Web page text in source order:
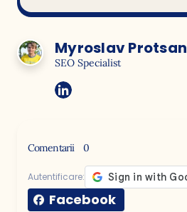
Myroslav Protsan
SEO Specialist
Comentarii 0
Autentificare:
Facebook